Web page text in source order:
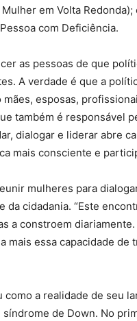
em Volta
com Deficiência.
as pessoas de que
A verdade é que a
esposas,
também é responsável
dialogar e liderar abre
mais consciente e
mulheres para
cidadania. “Este
a constroem
mais essa capacidade de
a realidade de seu
de Down. No